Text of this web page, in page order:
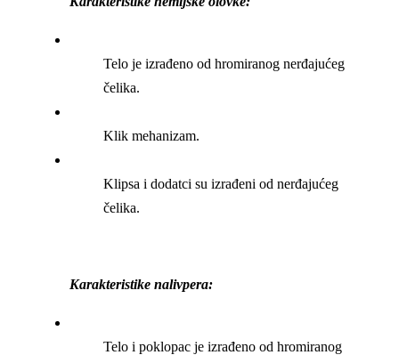
Telo je izrađeno od hromiranog nerđajućeg
čelika.
Klik mehanizam.
Klipsa i dodatci su izrađeni od nerđajućeg
čelika.
Karakteristike nalivpera:
Telo i poklopac je izrađeno od hromiranog